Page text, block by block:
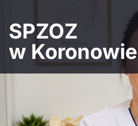
SPZOZ
w Koronowie